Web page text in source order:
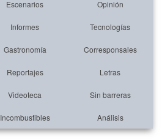
Escenarios Opinión
Informes Tecnologías
Gastronomía Corresponsales
Reportajes Letras
Videoteca Sin barreras
Incombustibles Análisis